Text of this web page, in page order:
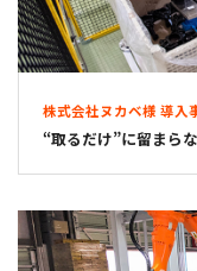
株式会社ヌカベ様 導入
“取るだけ”に留まら